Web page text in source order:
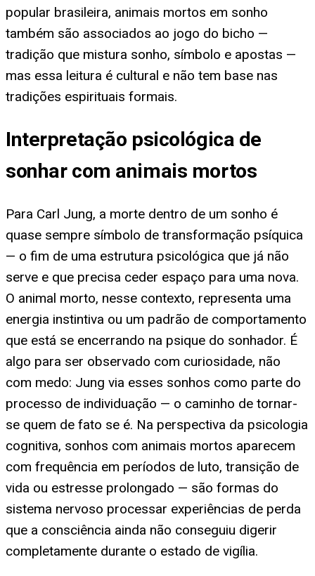
popular brasileira, animais mortos em sonho
também são associados ao jogo do bicho —
tradição que mistura sonho, símbolo e apostas —
mas essa leitura é cultural e não tem base nas
tradições espirituais formais.
Interpretação psicológica de
sonhar com animais mortos
Para Carl Jung, a morte dentro de um sonho é
quase sempre símbolo de transformação psíquica
— o fim de uma estrutura psicológica que já não
serve e que precisa ceder espaço para uma nova.
O animal morto, nesse contexto, representa uma
energia instintiva ou um padrão de comportamento
que está se encerrando na psique do sonhador. É
algo para ser observado com curiosidade, não
com medo: Jung via esses sonhos como parte do
processo de individuação — o caminho de tornar-
se quem de fato se é. Na perspectiva da psicologia
cognitiva, sonhos com animais mortos aparecem
com frequência em períodos de luto, transição de
vida ou estresse prolongado — são formas do
sistema nervoso processar experiências de perda
que a consciência ainda não conseguiu digerir
completamente durante o estado de vigília.